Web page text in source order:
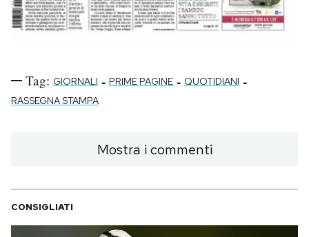
Tag: GIORNALI - PRIME PAGINE - QUOTIDIANI -
RASSEGNA STAMPA
Mostra i commenti
CONSIGLIATI